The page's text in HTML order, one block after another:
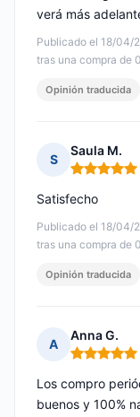
Publicado el 18/04/
tras una compra de
verá más
Opinión traducida
S
Saula M.
Nota: 5 de 5
Publicado el 18/04/
tras una compra de
Satisfecho
Opinión traducida
A
Anna G.
Nota: 5 de 5
Los compro
buenos y 100%